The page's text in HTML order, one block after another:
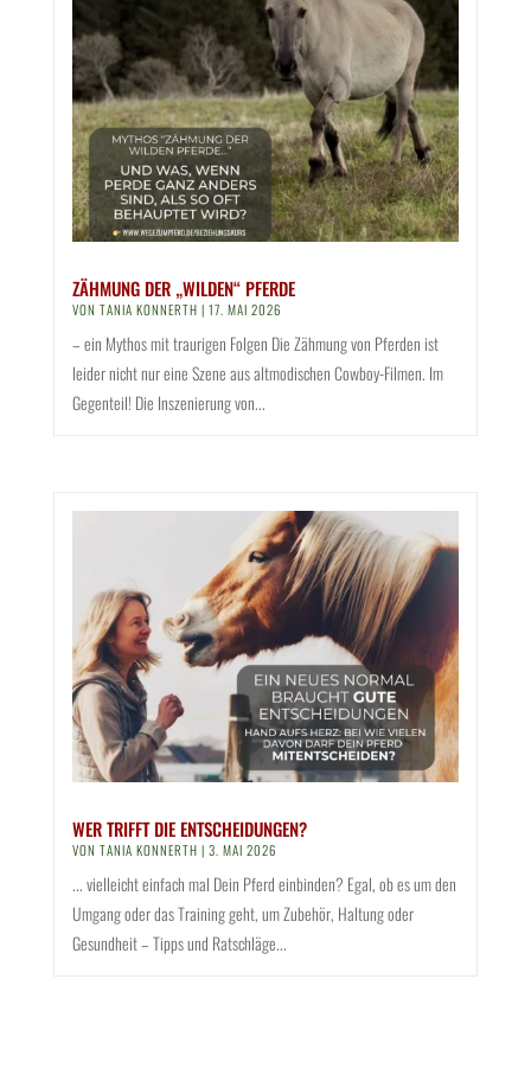
ZÄHMUNG DER „WILDEN“ PFERDE
VON TANIA KONNERTH | 17. MAI 2026
– ein Mythos mit traurigen Folgen Die Zähmung von Pferden ist
leider nicht nur eine Szene aus altmodischen Cowboy-Filmen. Im
Gegenteil! Die Inszenierung von...
WER TRIFFT DIE ENTSCHEIDUNGEN?
VON TANIA KONNERTH | 3. MAI 2026
... vielleicht einfach mal Dein Pferd einbinden? Egal, ob es um den
Umgang oder das Training geht, um Zubehör, Haltung oder
Gesundheit – Tipps und Ratschläge...